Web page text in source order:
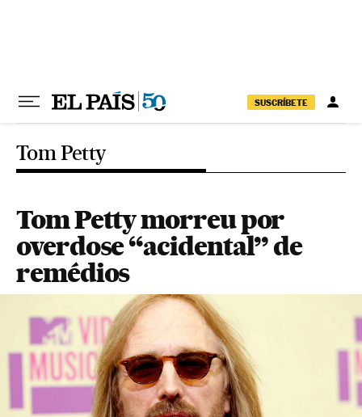
SUSCRÍBETE
Tom Petty
Tom Petty morreu por
overdose “acidental” de
remédios